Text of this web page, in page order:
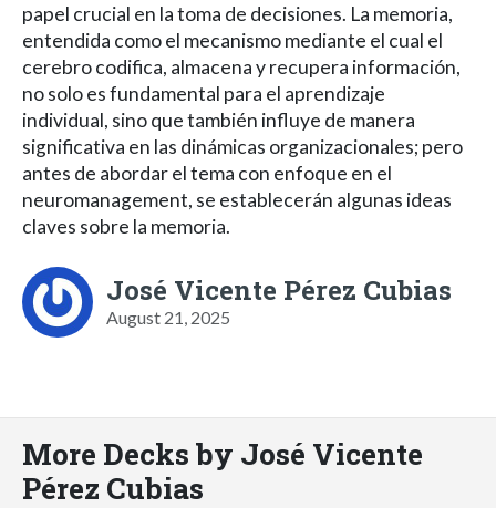
papel crucial en la toma de decisiones. La memoria,
entendida como el mecanismo mediante el cual el
cerebro codifica, almacena y recupera información,
no solo es fundamental para el aprendizaje
individual, sino que también influye de manera
significativa en las dinámicas organizacionales; pero
antes de abordar el tema con enfoque en el
neuromanagement, se establecerán algunas ideas
claves sobre la memoria.
José Vicente Pérez Cubias
August 21, 2025
More Decks by José Vicente
Pérez Cubias